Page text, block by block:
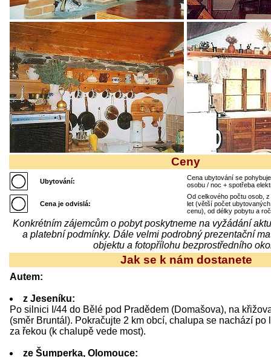
Ceny
Ubytování:
Cena ubytování se
osobu / noc + spotřeba
Cena je odvislá:
Od celkového počtu osob,
let (větší počet
cenu), od délky pobytu a
Konkrétním zájemcům o pobyt poskytneme na vyžádání
a platební podmínky. Dále velmi podrobný prezentační
objektu a fotopřílohu bezprostředního
Jak se k nám dostanete
Autem:
z Jeseníku:
Po silnici I/44 do Bělé pod Pradědem (Domašova), na
(směr Bruntál). Pokračujte 2 km obcí, chalupa se nachází po
za řekou (k chalupě vede most).
ze Šumperka, Olomouce: